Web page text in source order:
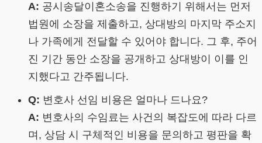
A: 공시송달이혼소송을 진행하기 위해서는 먼저
법원에 소장을 제출하고, 상대방의 마지막 주소지
나 가족에게 전달할 수 있어야 합니다. 그 후, 주어
진 기간 동안 소장을 공개하고 상대방이 이를 인
지했다고 간주됩니다.
Q: 변호사 선임 비용은 얼마나 드나요?
A: 변호사의 수임료는 사건의 복잡도에 따라 다르
며, 상담 시 구체적인 비용을 문의하고 평판을 확